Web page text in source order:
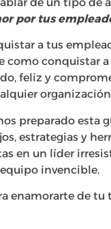
por tus
a tus
conquistar a
feliz y
preparado esta
estrategias y
en un líder
invencible.
enamorarte de tu